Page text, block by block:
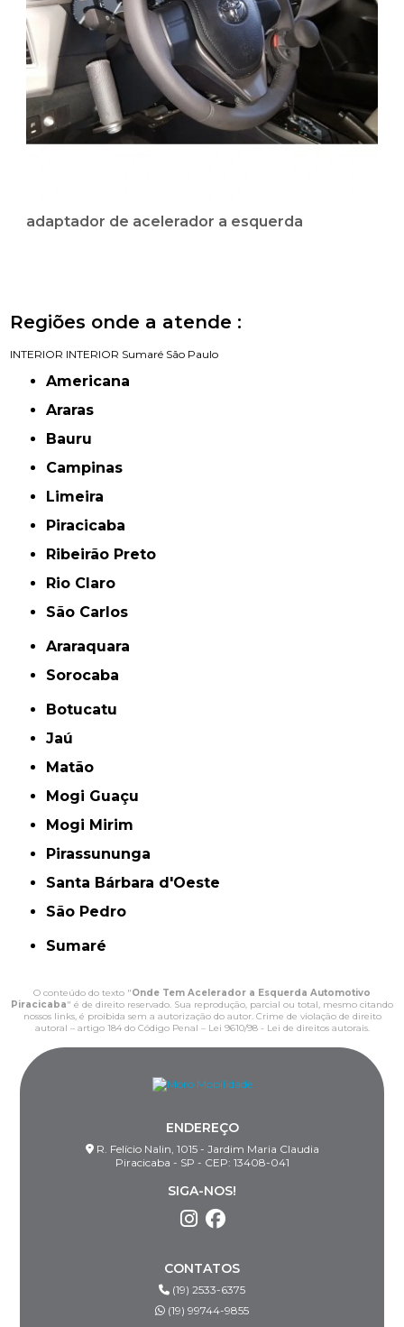
adaptador de acelerador a esquerda
Regiões onde a atende :
INTERIOR INTERIOR Sumaré São Paulo
Americana
Araras
Bauru
Campinas
Limeira
Piracicaba
Ribeirão Preto
Rio Claro
São Carlos
Araraquara
Sorocaba
Botucatu
Jaú
Matão
Mogi Guaçu
Mogi Mirim
Pirassununga
Santa Bárbara d'Oeste
São Pedro
Sumaré
O conteúdo do texto "Onde Tem Acelerador a Esquerda Automotivo
Piracicaba" é de direito reservado. Sua reprodução, parcial ou total, mesmo citando
nossos links, é proibida sem a autorização do autor. Crime de violação de direito
autoral – artigo 184 do Código Penal – Lei 9610/98 - Lei de direitos autorais.
ENDEREÇO
R. Felício Nalin, 1015 - Jardim Maria Claudia
Piracicaba - SP - CEP: 13408-041
SIGA-NOS!
CONTATOS
(19) 2533-6375
(19) 99744-9855